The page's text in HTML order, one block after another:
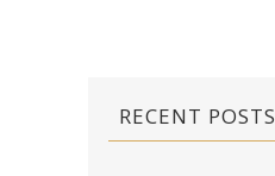
RECENT POSTS